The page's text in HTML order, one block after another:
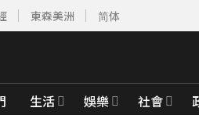
東森美洲 简体
生活 娛樂 社會